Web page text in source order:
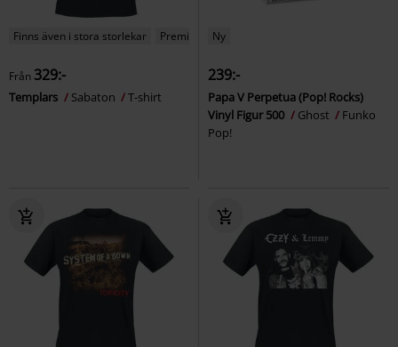
Finns även i stora storlekar Premium
Från 329:-
Templars Sabaton T-shirt
Ny
239:-
Papa V Perpetua (Pop! Rocks)
Vinyl Figur 500
Ghost
Funko
Pop!